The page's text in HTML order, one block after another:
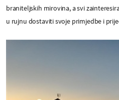
braniteljskih mirovina, a svi
u rujnu dostaviti svoje primjedbe i